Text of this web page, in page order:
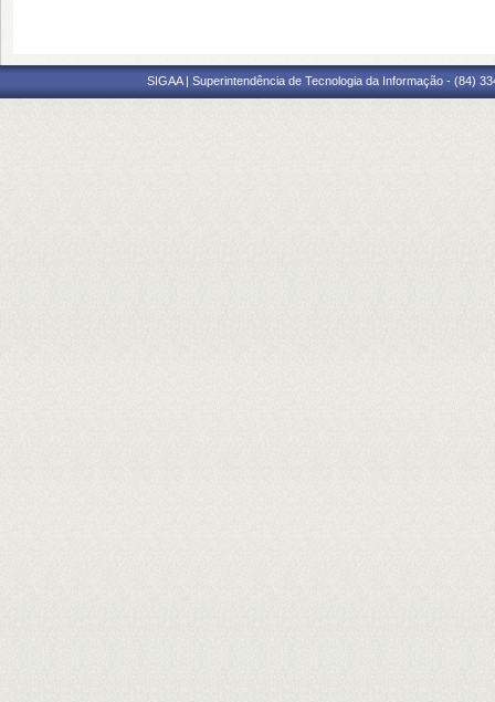
SIGAA | Superintendência de Tecnologia da Informação - (84)